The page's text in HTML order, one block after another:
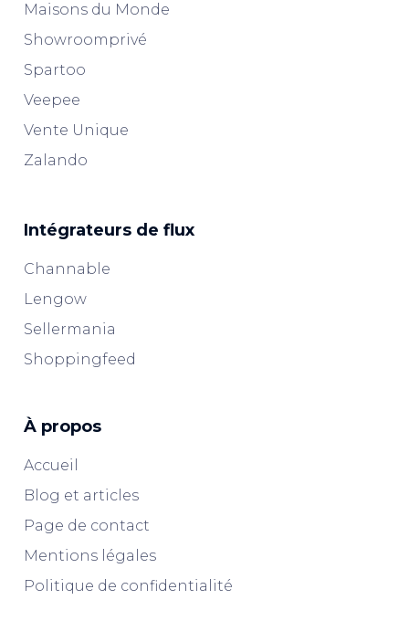
Maisons du Monde
Showroomprivé
Spartoo
Veepee
Vente Unique
Zalando
Intégrateurs de flux
Channable
Lengow
Sellermania
Shoppingfeed
À propos
Accueil
Blog et articles
Page de contact
Mentions légales
Politique de confidentialité